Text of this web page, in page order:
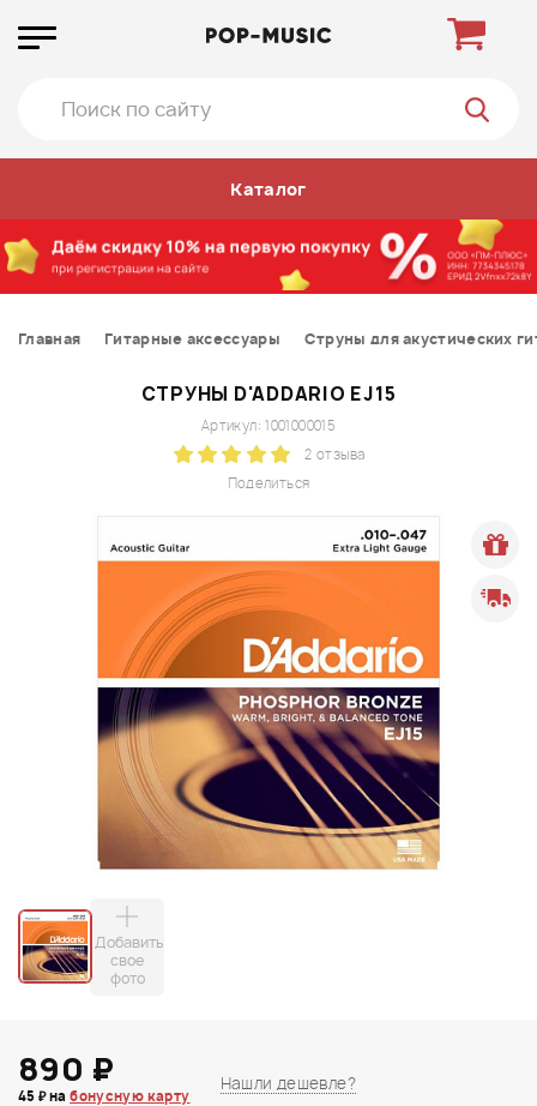
Каталог
Главная Гитарные аксессуары Струны для акустических
СТРУНЫ D'ADDARIO EJ15
Поделиться
Артикул: 1001000015
2 отзыва
Добавить
свое
фото
890 ₽
45 ₽ набонусную карту
Нашли дешевле?